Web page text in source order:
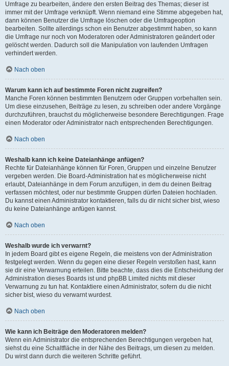
Umfrage zu bearbeiten, ändere den ersten Beitrag des Themas; dieser ist
immer mit der Umfrage verknüpft. Wenn niemand eine Stimme abgegeben hat,
dann können Benutzer die Umfrage löschen oder die Umfrageoption
bearbeiten. Sollte allerdings schon ein Benutzer abgestimmt haben, so kann
die Umfrage nur noch von Moderatoren oder Administratoren geändert oder
gelöscht werden. Dadurch soll die Manipulation von laufenden Umfragen
verhindert werden.
Nach oben
Warum kann ich auf bestimmte Foren nicht zugreifen?
Manche Foren können bestimmten Benutzern oder Gruppen vorbehalten sein.
Um diese einzusehen, Beiträge zu lesen, zu schreiben oder andere Vorgänge
durchzuführen, brauchst du möglicherweise besondere Berechtigungen. Frage
einen Moderator oder Administrator nach entsprechenden Berechtigungen.
Nach oben
Weshalb kann ich keine Dateianhänge anfügen?
Rechte für Dateianhänge können für Foren, Gruppen und einzelne Benutzer
vergeben werden. Die Board-Administration hat es möglicherweise nicht
erlaubt, Dateianhänge in dem Forum anzufügen, in dem du deinen Beitrag
verfassen möchtest, oder nur bestimmte Gruppen dürfen Dateien hochladen.
Du kannst einen Administrator kontaktieren, falls du dir nicht sicher bist, wieso
du keine Dateianhänge anfügen kannst.
Nach oben
Weshalb wurde ich verwarnt?
In jedem Board gibt es eigene Regeln, die meistens von der Administration
festgelegt werden. Wenn du gegen eine dieser Regeln verstoßen hast, kann
sie dir eine Verwarnung erteilen. Bitte beachte, dass dies die Entscheidung der
Administration dieses Boards ist und phpBB Limited nichts mit dieser
Verwarnung zu tun hat. Kontaktiere einen Administrator, sofern du die nicht
sicher bist, wieso du verwarnt wurdest.
Nach oben
Wie kann ich Beiträge den Moderatoren melden?
Wenn ein Administrator die entsprechenden Berechtigungen vergeben hat,
siehst du eine Schaltfläche in der Nähe des Beitrags, um diesen zu melden.
Du wirst dann durch die weiteren Schritte geführt.